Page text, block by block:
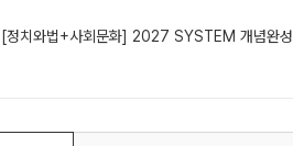
[정치와법+사회문화] 2027 SYSTEM 개념완성